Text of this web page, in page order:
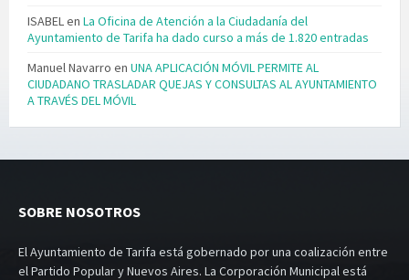
ISABELen La Oficina de Atención a la Ciudadanía del
Ayuntamiento de Tarifa ha dado curso a más de 1.820 entradas
Manuel Navarro en UNA APLICACIÓN MÓVIL PERMITE AL
CIUDADANO TRASLADAR QUEJAS Y CONSULTAS AL AYUNTAMIENTO
A TRAVÉS DEL MÓVIL
SOBRE NOSOTROS
El Ayuntamiento de Tarifa está gobernado por una coalización entre
el Partido Popular y Nuevos Aires. La Corporación Municipal está